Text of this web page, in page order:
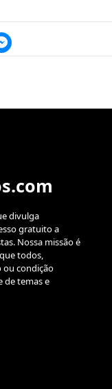
divulga
gratuito a
Nossa missão é
todos,
ou condição
de temas e